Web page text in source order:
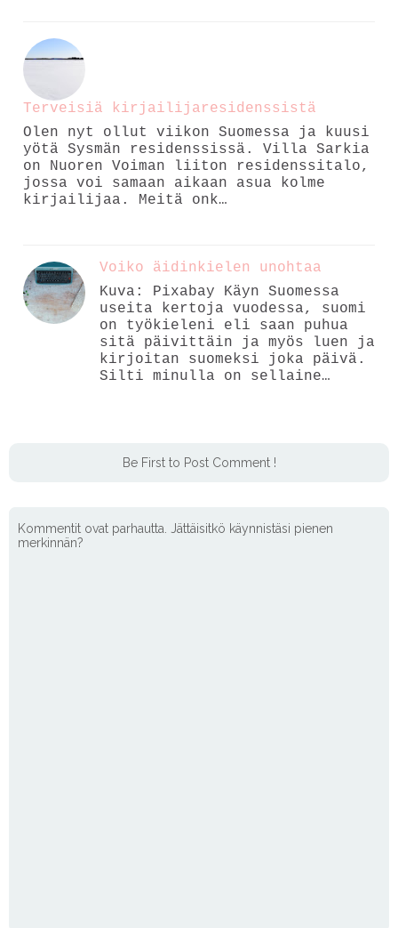
Terveisiä kirjailijaresidenssistä
Olen nyt ollut viikon Suomessa ja kuusi
yötä Sysmän residenssissä. Villa Sarkia
on Nuoren Voiman liiton residenssitalo,
jossa voi samaan aikaan asua kolme
kirjailijaa. Meitä onk…
Voiko äidinkielen unohtaa
Kuva: Pixabay Käyn Suomessa
useita kertoja vuodessa, suomi
on työkieleni eli saan puhua
sitä päivittäin ja myös luen ja
kirjoitan suomeksi joka päivä.
Silti minulla on sellaine…
Be First to Post Comment !
Kommentit ovat parhautta. Jättäisitkö käynnistäsi pienen
merkinnän?